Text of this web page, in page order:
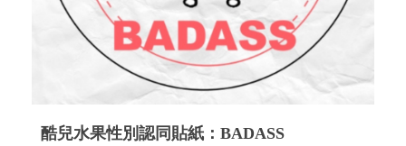
酷兒水果性別認同貼紙：BADASS